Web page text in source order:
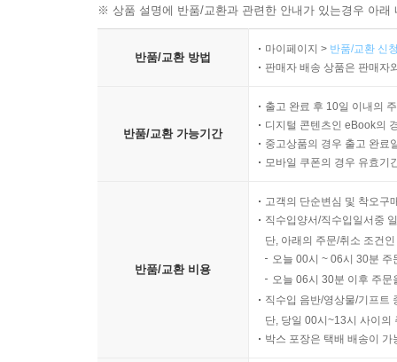
※ 상품 설명에 반품/교환과 관련한 안내가 있는경우 아
반품/교환 방법
마이페이지 > 반품/교환 신
판매자 배송 상품은 판매자
반품/교환 가능기간
출고 완료 후 10일 이내의
디지털 콘텐츠인 eBook의
중고상품의 경우 출고 완료
모바일 쿠폰의 경우 유효기
반품/교환 비용
고객의 단순변심 및 착오구
직수입양서/직수입일서중
단, 아래의 주문/취소 조건
오늘 00시 ~ 06시 30분
오늘 06시 30분 이후 주
직수입 음반/영상물/기프트
단, 당일 00시~13시 사이의
박스 포장은 택배 배송이